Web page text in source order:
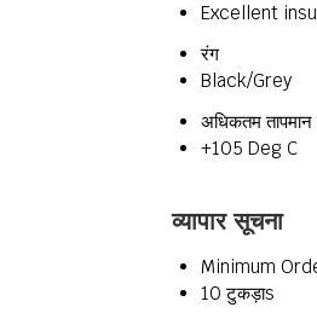
Excellent
रंग
Black/Grey
अधिकतम तापमान
+105 Deg C
व्यापार सूचना
Minimum
10 टुकड़ाs